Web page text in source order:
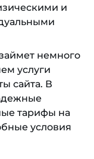
и
немного
услуги
сайта. В
тарифы на
условия